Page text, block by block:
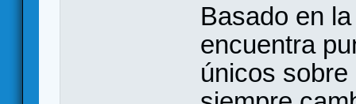
Basado en
encuentra
únicos